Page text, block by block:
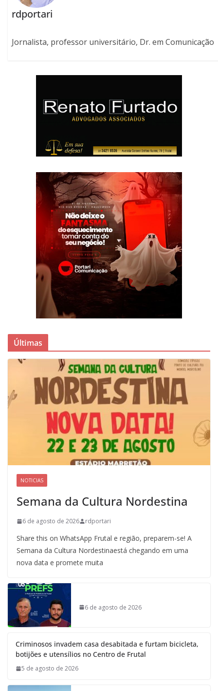
rdportari
Jornalista, professor universitário, Dr. em Comunicação
Últimas
NOTICIAS
Semana da Cultura Nordestina
6 de agosto de 2026 rdportari
Share this on WhatsApp Frutal e região, preparem-se! A
Semana da Cultura Nordestinaestá chegando em uma
nova data e promete muita
6 de agosto de 2026
Criminosos invadem casa desabitada e furtam bicicleta,
botijões e utensílios no Centro de Frutal
5 de agosto de 2026